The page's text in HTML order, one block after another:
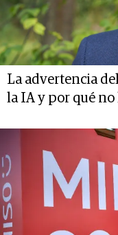
La advertencia
la IA y por qué